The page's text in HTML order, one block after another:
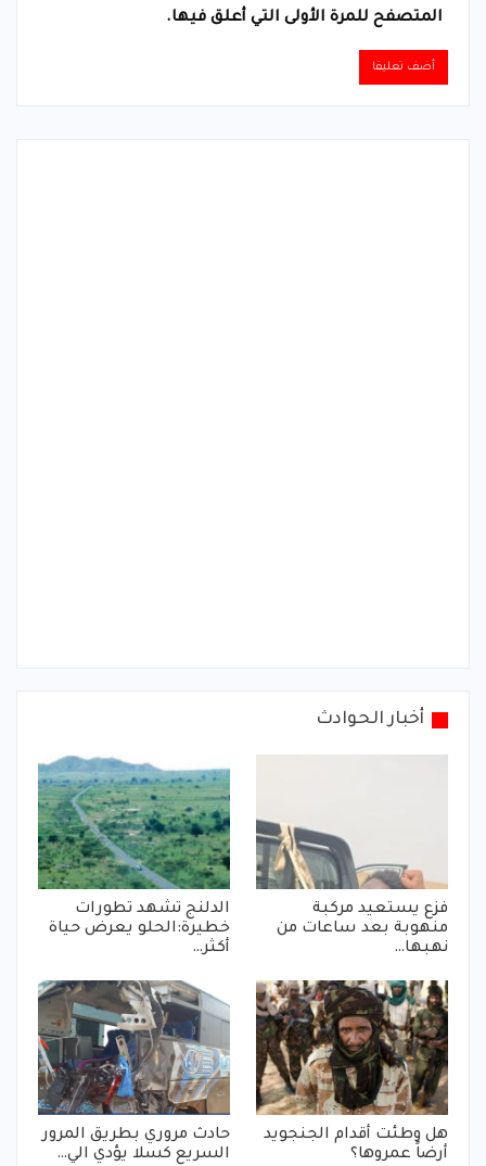
المتصفح للمرة الأولى التي أعلق فيها.
أخبار الحوادث
فزع يستعيد مركبة
منهوبة بعد ساعات من
نهبها…
الدلنج تشهد تطورات
خطيرة:الحلو يعرض حياة
أكثر…
هل وطئت أقدام الجنجويد
أرضاً عمروها؟
حادث مروري بطريق المرور
السريع كسلا يؤدي الي…